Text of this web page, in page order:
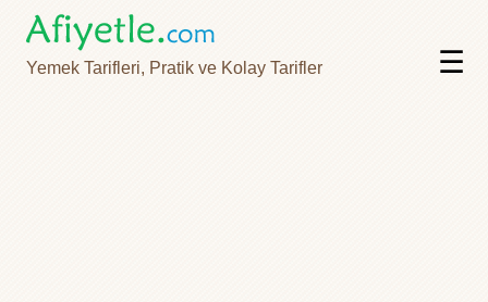
Yemek Tarifleri, Pratik ve Kolay Tarifler ☰